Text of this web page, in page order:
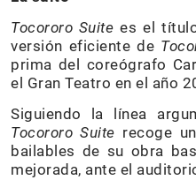
Tocororo Suite es el
versión eficiente de
prima del coreógrafo
el Gran Teatro en el año
Siguiendo la línea
Tocororo Suite recoge
bailables de su obra
mejorada, ante el